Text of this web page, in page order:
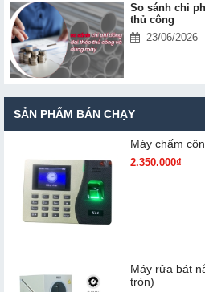
So sánh chi
thủ công
23/06/2026
SẢN PHẨM BÁN CHẠY
Máy chấm
2.350.000₫
Máy rửa bát
tròn)